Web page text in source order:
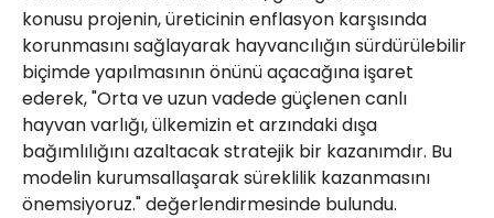
konusu projenin, üreticinin enflasyon karşısında
korunmasını sağlayarak hayvancılığın sürdürülebilir
biçimde yapılmasının önünü açacağına işaret
ederek, "Orta ve uzun vadede güçlenen canlı
hayvan varlığı, ülkemizin et arzındaki dışa
bağımlılığını azaltacak stratejik bir kazanımdır. Bu
modelin kurumsallaşarak süreklilik kazanmasını
önemsiyoruz." değerlendirmesinde bulundu.